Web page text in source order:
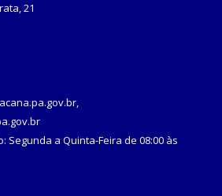
21
Segunda a Quinta-Feira de 08:00 às